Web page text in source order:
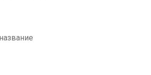
но и помогает ей починить
для него – идеальная девушка,
золотой молодежи?